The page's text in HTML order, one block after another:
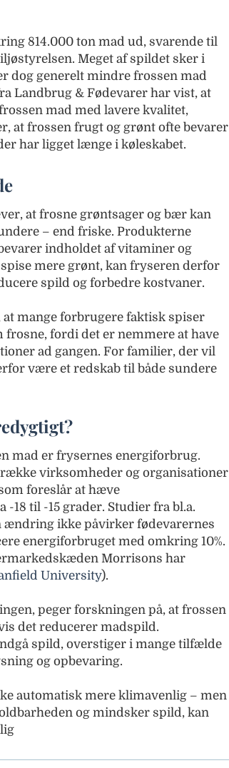
814.000 ton mad ud, svarende til
Meget af spildet sker i
dog generelt mindre frossen mad
Landbrug & Fødevarer har vist, at
mad med lavere kvalitet,
at frossen frugt og grønt ofte bevarer
har ligget længe i køleskabet.
at frosne grøntsager og bær kan
– end friske. Produkterne
indholdet af vitaminer og
mere grønt, kan fryseren derfor
spild og forbedre kostvaner.
at mange forbrugere faktisk spiser
fordi det er nemmere at have
ad gangen. For familier, der vil
være et redskab til både sundere
mad er frysernes energiforbrug.
række virksomheder og organisationer
foreslår at hæve
18 til -15 grader. Studier fra bl.a.
ændring ikke påvirker fødevarernes
energiforbruget med omkring 10%.
Morrisons har
University).
peger forskningen på, at frossen
det reducerer madspild.
spild, overstiger i mange tilfælde
og opbevaring.
automatisk mere klimavenlig – men
og mindsker spild, kan